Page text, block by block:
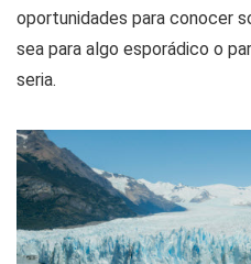
oportunidades para conocer
sea para algo esporádico o
seria.